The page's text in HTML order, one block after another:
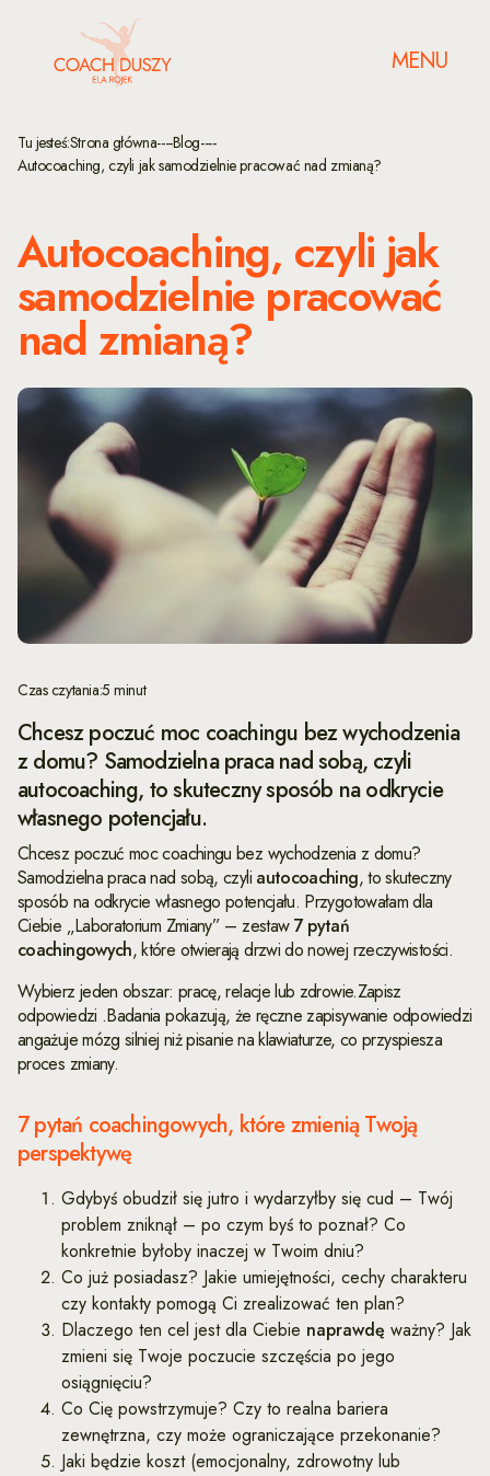
MENU
Tu jesteś:Strona główna----Blog----
Autocoaching, czyli jak samodzielnie pracować nad zmianą?
Autocoaching, czyli jak
samodzielnie pracować
nad zmianą?
Czas czytania:5 minut
Chcesz poczuć moc coachingu bez wychodzenia
z domu? Samodzielna praca nad sobą, czyli
autocoaching, to skuteczny sposób na odkrycie
własnego potencjału.
Chcesz poczuć moc coachingu bez wychodzenia z domu?
Samodzielna praca nad sobą, czyli autocoaching, to skuteczny
sposób na odkrycie własnego potencjału. Przygotowałam dla
Ciebie „Laboratorium Zmiany” – zestaw7 pytań
coachingowych, które otwierają drzwi do nowej rzeczywistości.
Wybierz jeden obszar: pracę, relacje lub zdrowie.Zapisz
odpowiedzi .Badania pokazują, że ręczne zapisywanie odpowiedzi
angażuje mózg silniej niż pisanie na klawiaturze, co przyspiesza
proces zmiany.
7 pytań coachingowych, które zmienią Twoją
perspektywę
Gdybyś obudził się jutro i wydarzyłby się cud – Twój
problem zniknął – po czym byś to poznał? Co
konkretnie byłoby inaczej w Twoim dniu?
Co już posiadasz? Jakie umiejętności, cechy charakteru
czy kontakty pomogą Ci zrealizować ten plan?
Dlaczego ten cel jest dla Ciebie naprawdę ważny? Jak
zmieni się Twoje poczucie szczęścia po jego
osiągnięciu?
Co Cię powstrzymuje? Czy to realna bariera
zewnętrzna, czy może ograniczające przekonanie?
Jaki będzie koszt (emocjonalny, zdrowotny lub